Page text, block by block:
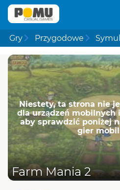
Gry Przygodowe
Niestety, ta strona nie
dla urządzeń mobilnych
aby sprawdzić poniżej
gier
Farm Mania 2